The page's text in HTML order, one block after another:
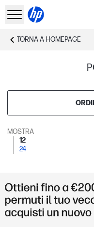
TORNA A HOMEPAGE
MOSTRA
12
24